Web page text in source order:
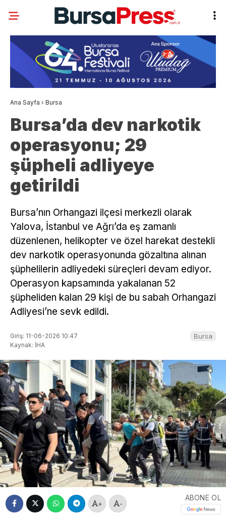
Ana Sayfa › Bursa
Bursa’da dev narkotik
operasyonu; 29
şüpheli adliyeye
getirildi
Bursa’nın Orhangazi ilçesi merkezli olarak
Yalova, İstanbul ve Ağrı’da eş zamanlı
düzenlenen, helikopter ve özel harekat destekli
dev narkotik operasyonunda gözaltına alınan
şüphelilerin adliyedeki süreçleri devam ediyor.
Operasyon kapsamında yakalanan 52
şüpheliden kalan 29 kişi de bu sabah Orhangazi
Adliyesi’ne sevk edildi.
Giriş: 11-06-2026 10:47
Kaynak: İHA
Bursa
+ -
ABONE OL